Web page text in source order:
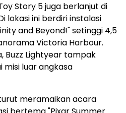
Story 5 juga berlanjut di
lokasi ini berdiri instalasi
and Beyond!" setinggi 4,5
Victoria Harbour.
Buzz Lightyear tampak
misi luar angkasa
meramaikan acara